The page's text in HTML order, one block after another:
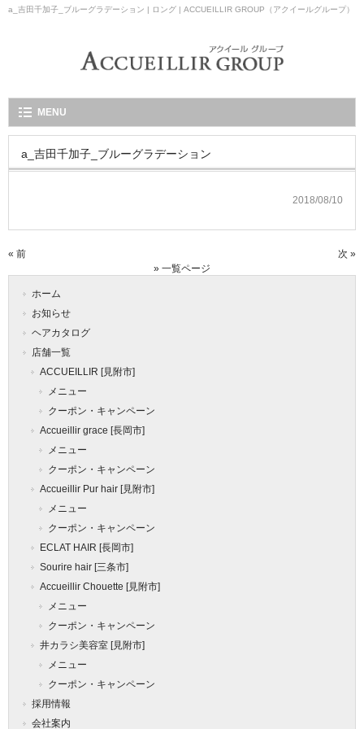
a_吉田千加子_ブルーグラデーション | ロング | ACCUEILLIR GROUP（アクイールグループ）
MENU
a_吉田千加子_ブルーグラデーション
2018/08/10
« 前
次 »
» 一覧ページ
ホーム
お知らせ
ヘアカタログ
店舗一覧
ACCUEILLIR [見附市]
メニュー
クーポン・キャンペーン
Accueillir grace [長岡市]
メニュー
クーポン・キャンペーン
Accueillir Pur hair [見附市]
メニュー
クーポン・キャンペーン
ECLAT HAIR [長岡市]
Sourire hair [三条市]
Accueillir Chouette [見附市]
メニュー
クーポン・キャンペーン
井カラシ美容室 [見附市]
メニュー
クーポン・キャンペーン
採用情報
会社案内